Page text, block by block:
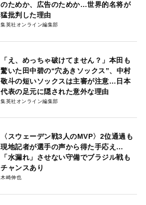
のためか、広告のためか…世界的名将が
猛批判した理由
集英社オンライン編集部
「え、めっちゃ破けてません？」本田も
驚いた田中碧の“穴あきソックス”、中村
敬斗の短いソックスは主審が注意…日本
代表の足元に隠された意外な理由
集英社オンライン編集部
〈スウェーデン戦3人のMVP〉2位通過も
現地記者が選手の声から得た手応え…
「水漏れ」させない守備でブラジル戦も
チャンスあり
木崎伸也